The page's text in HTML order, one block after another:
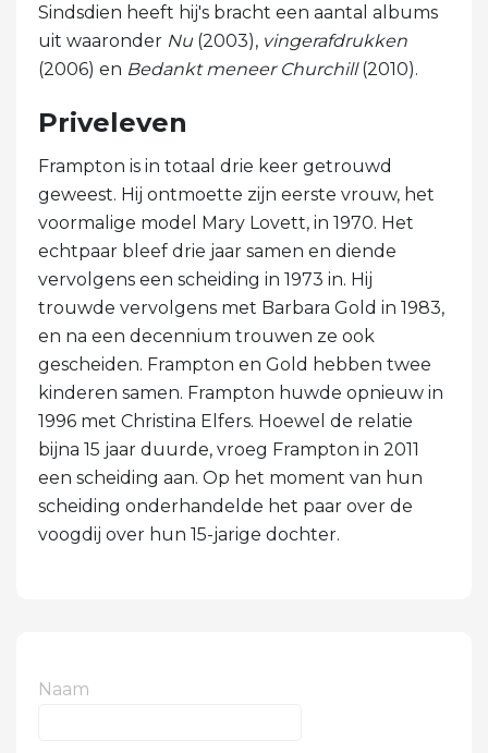
Sindsdien heeft hij's bracht een aantal albums
uit waaronder Nu (2003), vingerafdrukken
(2006) en Bedankt meneer Churchill(2010).
Priveleven
Frampton is in totaal drie keer getrouwd
geweest. Hij ontmoette zijn eerste vrouw, het
voormalige model Mary Lovett, in 1970. Het
echtpaar bleef drie jaar samen en diende
vervolgens een scheiding in 1973 in. Hij
trouwde vervolgens met Barbara Gold in 1983,
en na een decennium trouwen ze ook
gescheiden. Frampton en Gold hebben twee
kinderen samen. Frampton huwde opnieuw in
1996 met Christina Elfers. Hoewel de relatie
bijna 15 jaar duurde, vroeg Frampton in 2011
een scheiding aan. Op het moment van hun
scheiding onderhandelde het paar over de
voogdij over hun 15-jarige dochter.
Naam